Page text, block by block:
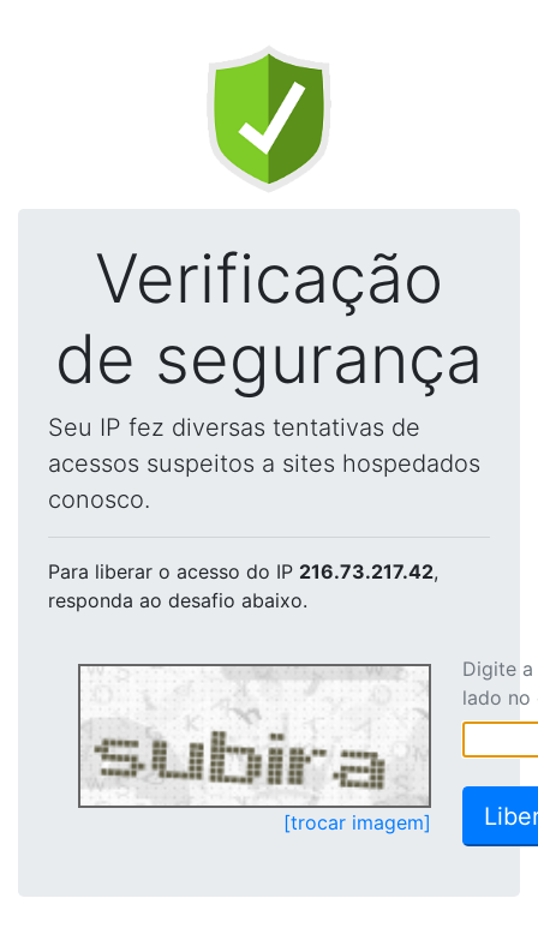
Verificação
de segurança
Seu IP fez diversas tentativas de
acessos suspeitos a sites hospedados
conosco.
Para liberar o acesso do IP 216.73.217.42,
responda ao desafio abaixo.
[trocar imagem]
Digite
lado no